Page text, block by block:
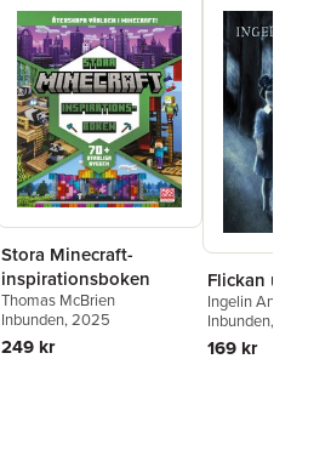
Stora Minecraft-
inspirationsboken
Thomas McBrien
Inbunden, 2025
249 kr
Flickan utan
Ingelin Angerborn
Inbunden, 2020
169 kr